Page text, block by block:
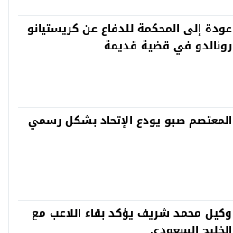
عودة إلى المحكمة للدفاع عن كريستيانو
رونالدو في قضية قديمة
المعتصم صبو يودع الإتحاد بشكل رسمي
وكيل محمد شريف يؤكد بقاء اللاعب مع